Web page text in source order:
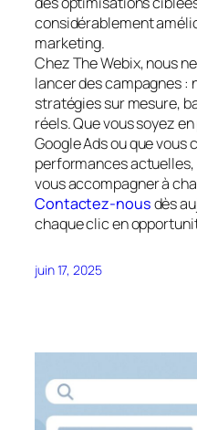
considérablement
marketing.
Chez The Webix, nous
lancer des campagnes :
stratégies sur mesure,
réels. Que vous soyez
Google Ads ou que
performances
vous accompagner à
Contactez-nousdès
chaque clic en
juin 17, 2025